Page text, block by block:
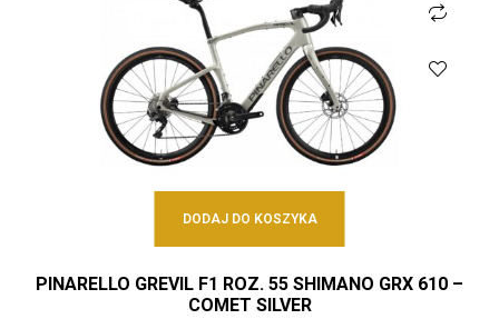
DODAJ DO KOSZYKA
PINARELLO GREVIL F1 ROZ. 55 SHIMANO GRX 610 –
COMET SILVER